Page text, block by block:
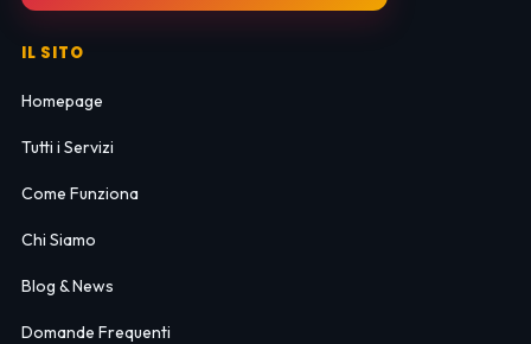
IL SITO
Homepage
Tutti i Servizi
Come Funziona
Chi Siamo
Blog & News
Domande Frequenti